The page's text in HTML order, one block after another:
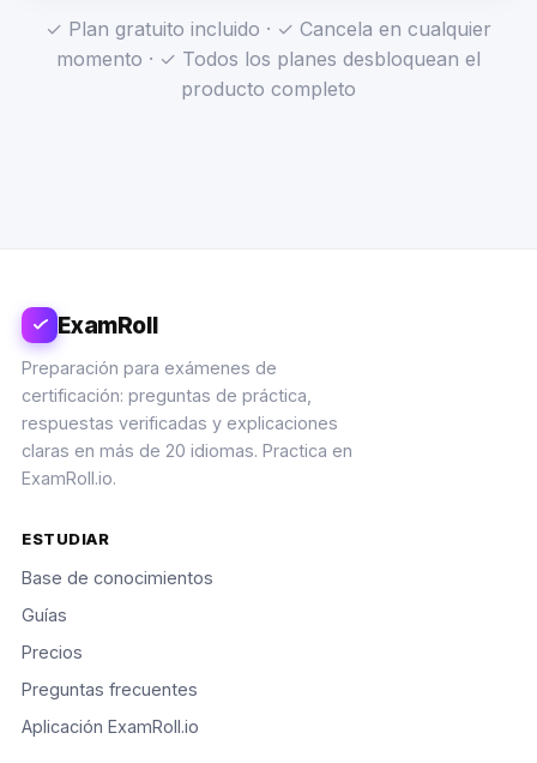
✓ Plan gratuito incluido · ✓ Cancela en cualquier
momento · ✓ Todos los planes desbloquean el
producto completo
ExamRoll
Preparación para exámenes de
certificación: preguntas de práctica,
respuestas verificadas y explicaciones
claras en más de 20 idiomas. Practica en
ExamRoll.io.
ESTUDIAR
Base de conocimientos
Guías
Precios
Preguntas frecuentes
Aplicación ExamRoll.io